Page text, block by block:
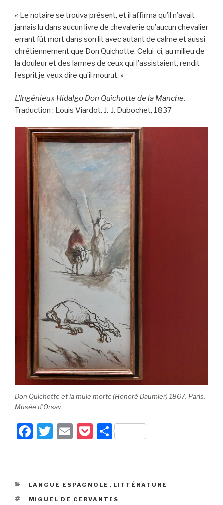
« Le notaire se trouva présent, et il affirma qu’il n’avait
jamais lu dans aucun livre de chevalerie qu’aucun chevalier
errant fût mort dans son lit avec autant de calme et aussi
chrétiennement que Don Quichotte. Celui-ci, au milieu de
la douleur et des larmes de ceux qui l’assistaient, rendit
l’esprit je veux dire qu’il mourut. »
L’Ingénieux Hidalgo Don Quichotte de la Manche.
Traduction : Louis Viardot. J.-J. Dubochet, 1837
Don Quichotte et la mule morte (Honoré Daumier) 1867. Paris,
Musée d’Orsay.
F
e
b
T
er
E
P
k
et
P
g
er
CATÉGORIES
LANGUE ESPAGNOLE , LITTÉRATURE
ÉTIQUETTES
MIGUEL DE CERVANTES